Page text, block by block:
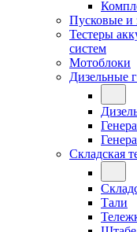
Пусковые и
Тестеры
систем
Мотоблоки
Дизельные
Складская
Тали